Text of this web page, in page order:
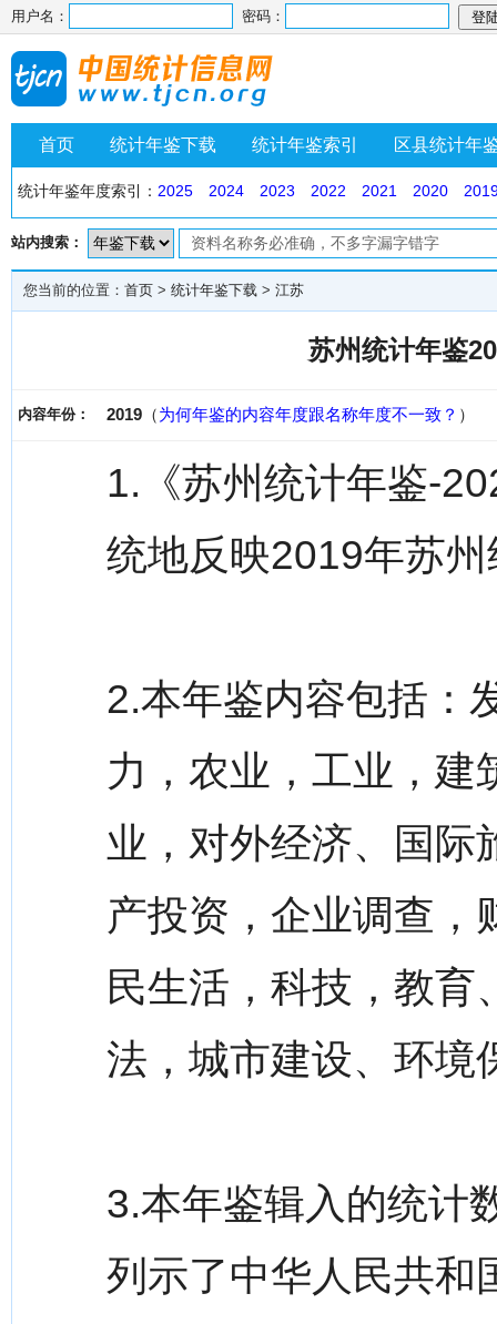
用户名： 密码：
首页 统计年鉴下载 统计年鉴索引 区县统计年
统计年鉴年度索引： 2025 2024 2023 2022 2021 2020
站内搜索：
您当前的位置： 首页 > 统计年鉴下载 > 江苏
苏州统计年鉴
内容年份： 2019 （为何年鉴的内容年度跟名称年度不一致？ ）
1.《苏州统计年鉴-
统地反映2019年苏
2.本年鉴内容包括：
力，农业，工业，建
业，对外经济、国际
产投资，企业调查，
民生活，科技，教育
法，城市建设、环境
3.本年鉴辑入的统计
列示了中华人民共和